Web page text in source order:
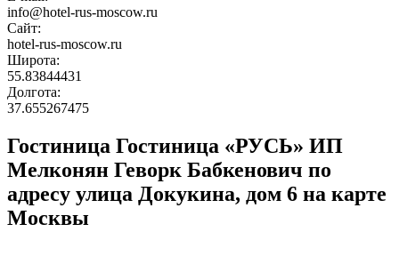
info@hotel-rus-moscow.ru
Сайт:
hotel-rus-moscow.ru
Широта:
55.83844431
Долгота:
37.655267475
Гостиница Гостиница «РУСЬ» ИП
Мелконян Геворк Бабкенович по
адресу улица Докукина, дом 6 на карте
Москвы